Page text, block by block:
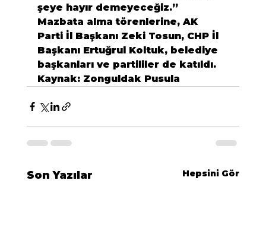
şeye hayır demeyeceğiz.”
Mazbata alma törenlerine, AK
Parti İl Başkanı Zeki Tosun, CHP İl
Başkanı Ertuğrul Koltuk, belediye
başkanları ve partililer de katıldı.
Kaynak: Zonguldak Pusula
Son Yazılar Hepsini Gör